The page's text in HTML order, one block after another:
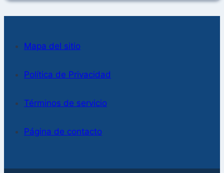
Mapa del sitio
Política de Privacidad
Términos de servicio
Página de contacto